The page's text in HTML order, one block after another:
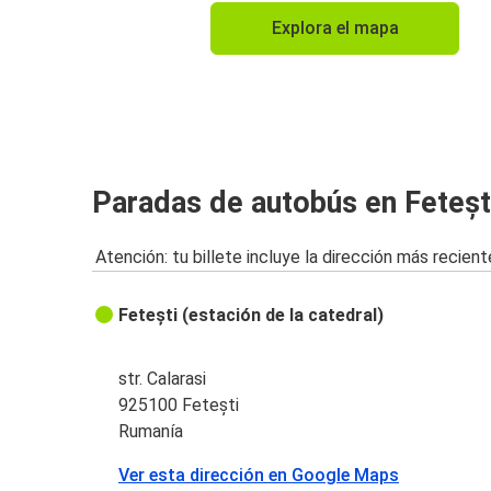
Explora el mapa
Paradas de autobús en
Atención: tu billete incluye la dirección más
Fetești (estación de la catedral)
str. Calarasi
925100 Fetești
Rumanía
Ver esta dirección en Google Maps